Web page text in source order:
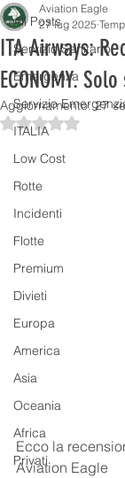
All Posts
Servizio Sanitario
Emergenza
Servizio
ITALIA
Low Cost
Rotte
Incidenti
Flotte
Premium
Divieti
Europa
America
Asia
Oceania
Africa
Privati
ITA Airways:
ECONOMY.
Aviation Eagle
27 lug 2025
Aggiornamento:27
Valutazione
Ecco la
Aviation Eagle